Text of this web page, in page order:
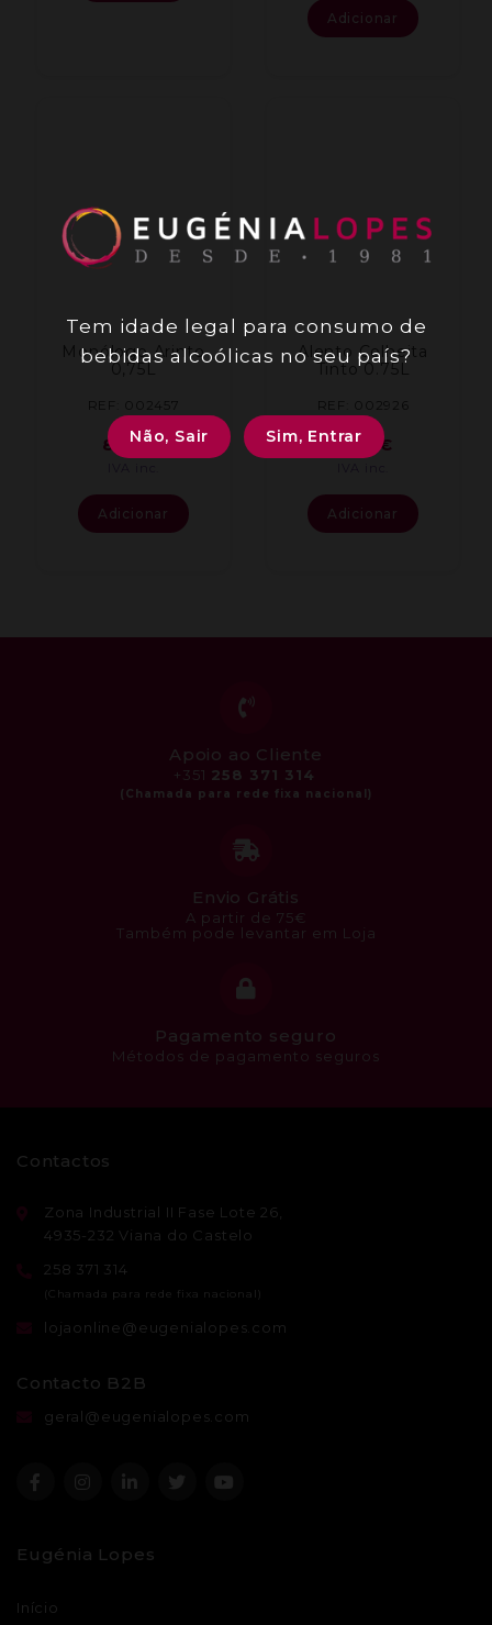
Adicionar
Monólogo Arinto
0,75L
REF: 002457
8,00€
Adicionar
Alento Colheita
Tinto 0.75L
REF: 002926
7,74 €
Adicionar
Apoio ao Cliente
+351 258 371 314
Envio Grátis
A partir de 75€
Também pode levantar em Loja
Pagamento seguro
Métodos de pagamento seguros
Contactos
Zona Industrial II Fase Lote 26,
4935-232 Viana do Castelo
258 371 314
lojaonline@eugenialopes.com
Contacto B2B
geral@eugenialopes.com
Eugénia Lopes
Início
Tem idade legal para consumo de
bebidas alcoólicas no seu país?
Não, Sair Sim, Entrar